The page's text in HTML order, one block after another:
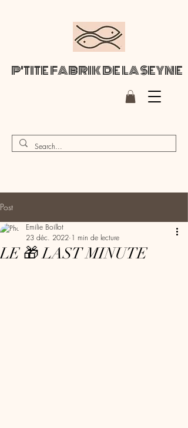
P'TITE FABRIK DE LA SEYNE
Post
LE 🎁 LAST MINUTE
Emilie Boillot
23 déc. 2022 1 min de lecture